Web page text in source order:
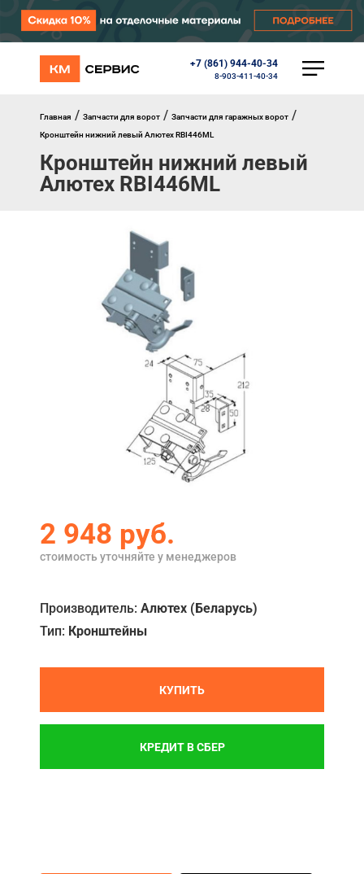
+7 (861) 944-40-34
8-903-411-40-34
КАТАЛОГ
Перегрузочное оборудование
Уличные калитки
Шлагбаумы
Внешняя солнцезащита
Окна, порталы, двери
Кредит
О компании
Отзывы
Главная / Запчасти для ворот / Запчасти для гаражных ворот /
Кронштейн нижний левый Алютех RBI446ML
Кронштейн нижний левый
Алютех RBI446ML
2 948 руб.
стоимость уточняйте у менеджеров
Производитель: Алютех (Беларусь)
Тип: Кронштейны
КУПИТЬ
КРЕДИТ В СБЕР